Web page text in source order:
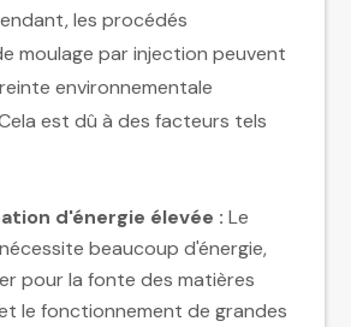
les procédés
moulage par injection peuvent
environnementale
est dû à des facteurs tels
d'énergie élevée : Le
beaucoup d'énergie,
pour la fonte des matières
le fonctionnement de grandes